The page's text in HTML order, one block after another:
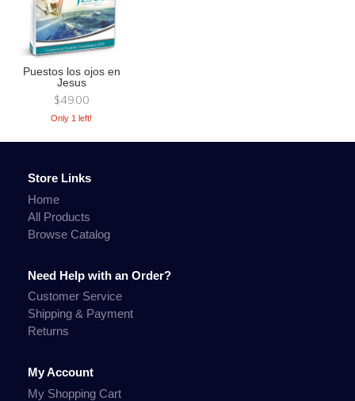
Puestos los ojos en
Jesus
$49.00
Only 1 left!
Store Links
Home
All Products
Browse Catalog
Need Help with an Order?
Customer Service
Shipping & Payment
Returns
My Account
My Shopping Cart